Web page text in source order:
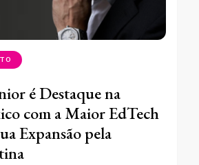
é Destaque na
com a Maior EdTech
Expansão pela